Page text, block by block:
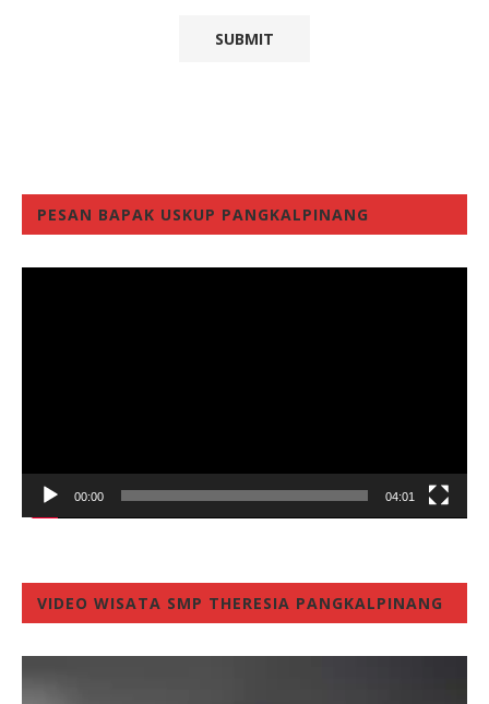
PESAN BAPAK USKUP PANGKALPINANG
00:00 04:01
VIDEO WISATA SMP THERESIA PANGKALPINANG